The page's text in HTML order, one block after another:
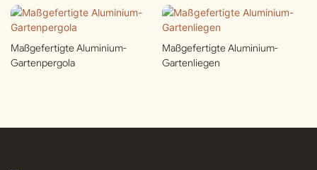
Maßgefertigte Aluminium-
Gartenpergola
Maßgefertigte Aluminium-
Gartenliegen